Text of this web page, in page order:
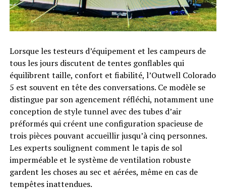
Lorsque les testeurs d’équipement et les campeurs de
tous les jours discutent de tentes gonflables qui
équilibrent taille, confort et fiabilité, l’Outwell Colorado
5 est souvent en tête des conversations. Ce modèle se
distingue par son agencement réfléchi, notamment une
conception de style tunnel avec des tubes d’air
préformés qui créent une configuration spacieuse de
trois pièces pouvant accueillir jusqu’à cinq personnes.
Les experts soulignent comment le tapis de sol
imperméable et le système de ventilation robuste
gardent les choses au sec et aérées, même en cas de
tempêtes inattendues.